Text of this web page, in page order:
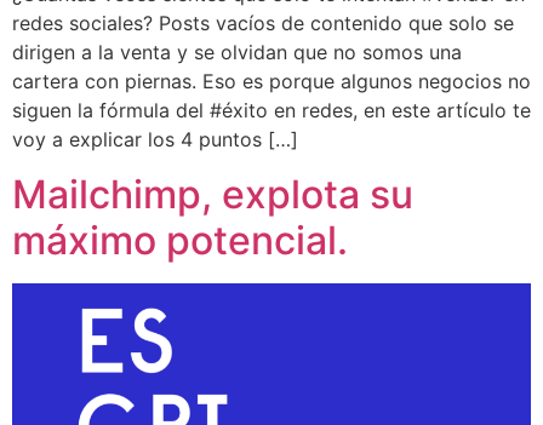
redes sociales? Posts vacíos de contenido que solo se
dirigen a la venta y se olvidan que no somos una
cartera con piernas. Eso es porque algunos negocios no
siguen la fórmula del #éxito en redes, en este artículo te
voy a explicar los 4 puntos […]
Mailchimp, explota su
máximo potencial.